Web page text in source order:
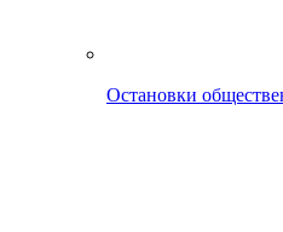
Остановки